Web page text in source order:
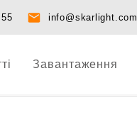
info@skarlight.com
Завантаження